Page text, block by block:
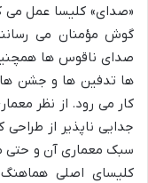
«صدای» کلیسا عمل می
گوش مؤمنان می
صدای ناقوس ها
ها تدفین ها و جشن
کار می رود. از نظر
جدایی ناپذیر از طراحی
سبک معماری آن و حتی
کلیسای اصلی